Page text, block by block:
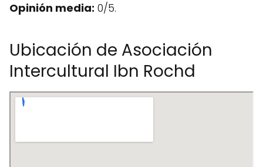
Opinión media: 0/5.
Ubicación de Asociación
Intercultural Ibn Rochd